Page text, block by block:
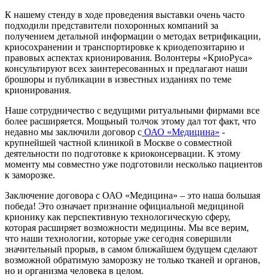
К нашему стенду в ходе проведения выставки очень часто
подходили представители похоронных компаний за
получением детальной информации о методах ветрификации,
криосохранении и транспортировке к криодепозитарию и
правовых аспектах крионирования. Волонтеры «КриоРуса»
консультируют всех заинтересованных и предлагают наши
брошюры и публикации в известных изданиях по теме
крионирования.
Наше сотрудничество с ведущими ритуальными фирмами все
более расширяется. Мощьный толчок этому дал тот факт, что
недавно мы заключили договор с ОАО «Медицина» -
крупнейшей частной клиникой в Москве о совместной
деятельности по подготовке к криоконсервации. К этому
моменту мы совместно уже подготовили несколько пациентов
к заморозке.
Заключение договора с ОАО «Медицина» – это наша большая
победа! Это означает признание официальной медициной
крионику как перспективную технологическую сферу,
которая расширяет возможности медицины. Мы все верим,
что наши технологии, которые уже сегодня совершили
значительный прорыв, в самом ближайшем будущем сделают
возможной обратимую заморозку не только тканей и органов,
но и организма человека в целом.